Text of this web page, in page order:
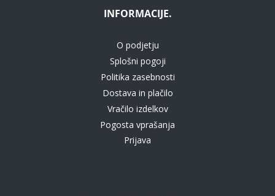
INFORMACIJE.
O podjetju
Splošni pogoji
Politika zasebnosti
Dostava in plačilo
Vračilo izdelkov
Pogosta vprašanja
Prijava